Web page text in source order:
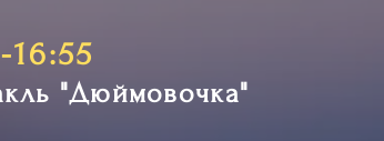
16:55
"Дюймовочка"